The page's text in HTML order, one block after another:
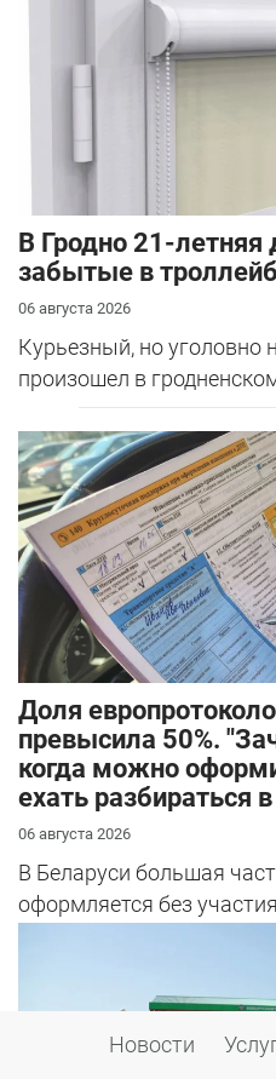
В Гродно 21-летняя
забытые в
06 августа 2026
Курьезный, но уголовно
произошел в
Доля
превысила 50%.
когда можно
ехать разбираться
06 августа 2026
В Беларуси большая
оформляется без
Новости